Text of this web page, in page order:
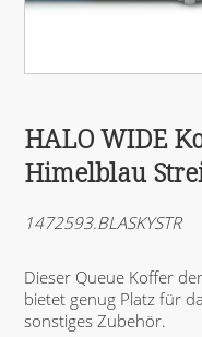
HALO WIDE
Himelblau
1472593.BLASKYSTR
Dieser Queue Koffer
bietet genug Platz für
sonstiges Zubehör.